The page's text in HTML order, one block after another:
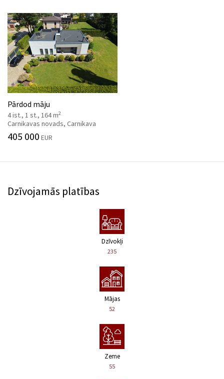
Pārdod māju
4 ist., 1 st., 164 m2
Carnikavas novads, Carnikava
405 000 EUR
Dzīvojamās platības
Dzīvokļi
235
Mājas
52
Zeme
55